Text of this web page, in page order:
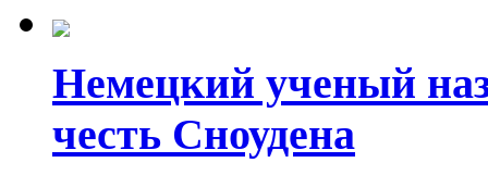
Немецкий ученый
честь Сноудена